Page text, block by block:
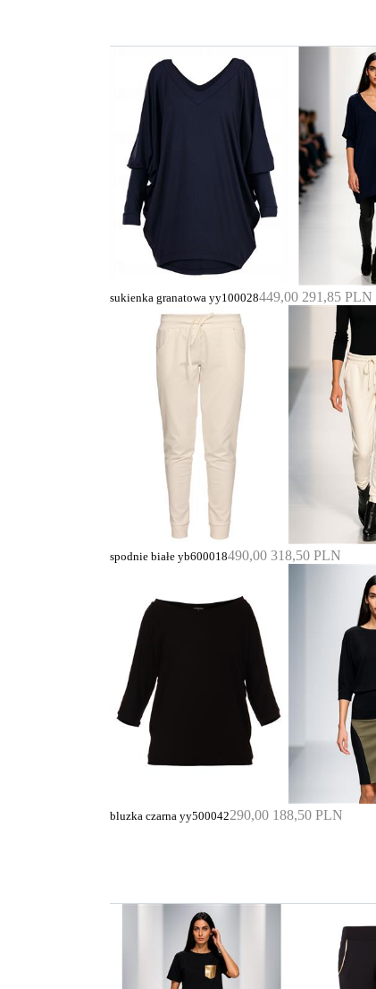
sukienka granatowa yy100028449,00 291,85 PLN
spodnie białe yb600018490,00 318,50 PLN
bluzka czarna yy500042290,00 188,50 PLN